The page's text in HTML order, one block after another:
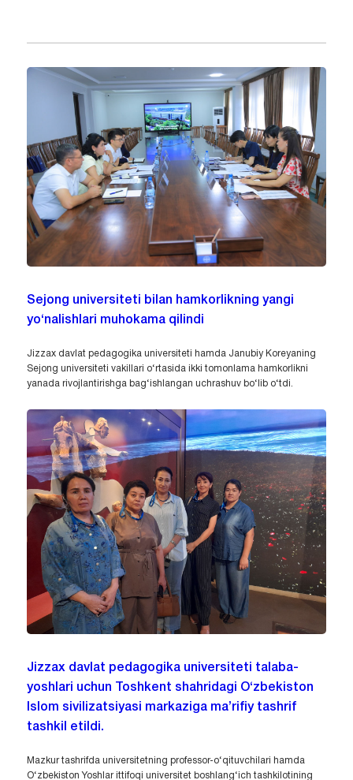
Sejong universiteti bilan hamkorlikning yangi
yo‘nalishlari muhokama qilindi
Jizzax davlat pedagogika universiteti hamda Janubiy Koreyaning
Sejong universiteti vakillari o‘rtasida ikki tomonlama hamkorlikni
yanada rivojlantirishga bag‘ishlangan uchrashuv bo‘lib o‘tdi.
Jizzax davlat pedagogika universiteti talaba-
yoshlari uchun Toshkent shahridagi O‘zbekiston
Islom sivilizatsiyasi markaziga ma’rifiy tashrif
tashkil etildi.
Mazkur tashrifda universitetning professor-o‘qituvchilari hamda
O‘zbekiston Yoshlar ittifoqi universitet boshlang‘ich tashkilotining